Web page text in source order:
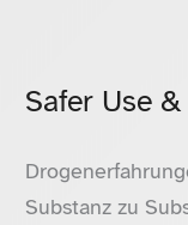
Safer Use
Substanz zu